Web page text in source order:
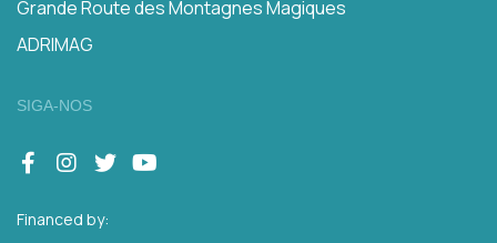
Grande Route des Montagnes Magiques
ADRIMAG
SIGA-NOS
Financed by: